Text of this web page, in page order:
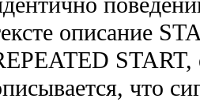
описание
START,
что